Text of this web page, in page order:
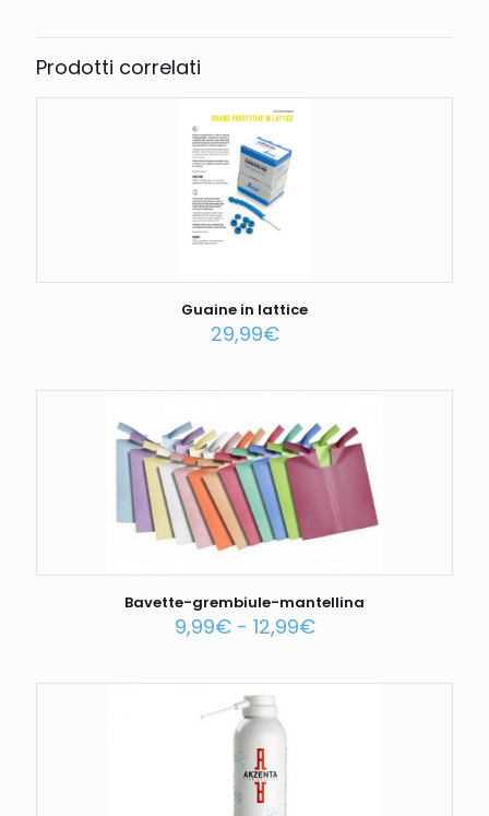
Prodotti correlati
Guaine in lattice
29,99€
Bavette-grembiule-mantellina
9,99€ - 12,99€